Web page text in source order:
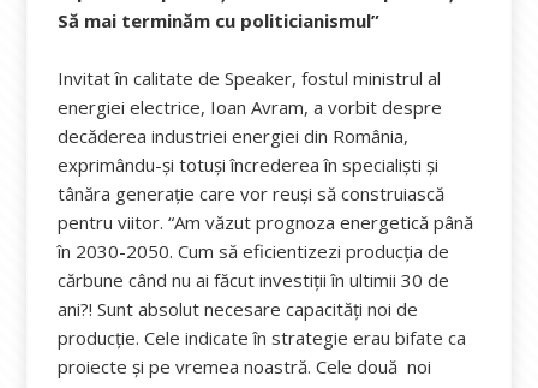
Să mai terminăm cu politicianismul”
Invitat în calitate de Speaker, fostul ministrul al
energiei electrice, Ioan Avram, a vorbit despre
decăderea industriei energiei din România,
exprimându-și totuși încrederea în specialiști și
tânăra generație care vor reuși să construiască
pentru viitor. “Am văzut prognoza energetică până
în 2030-2050. Cum să eficientizezi producția de
cărbune când nu ai făcut investiții în ultimii 30 de
ani?! Sunt absolut necesare capacități noi de
producție. Cele indicate în strategie erau bifate ca
proiecte și pe vremea noastră. Cele două noi